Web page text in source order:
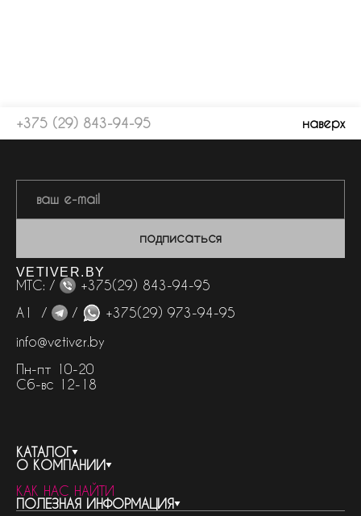
+375 (29) 843-94-95 наверх
подписаться
VETIVER.BY
МТС: /
+375(29) 843-94-95
А1 /
/
+375(29) 973-94-95
info@vetiver.by
Пн-пт 10-20
Сб-вс 12-18
КАТАЛОГ
весь каталог
бренды
О КОМПАНИИ
контакты
КАК НАС НАЙТИ
ПОЛЕЗНАЯ ИНФОРМАЦИЯ